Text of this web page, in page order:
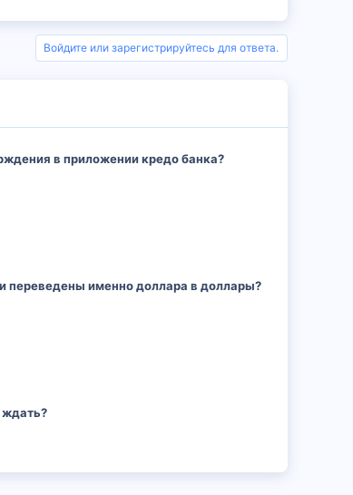
Войдите или зарегистрируйтесь для ответа.
в приложении кредо банка?
переведены именно доллара в доллары?
ждать?